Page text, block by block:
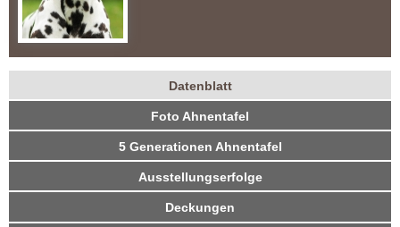
b
u
r
g
H
u
n
Datenblatt
(
a
k
t
i
Foto Ahnentafel
5 Generationen Ahnentafel
Ausstellungserfolge
Deckungen